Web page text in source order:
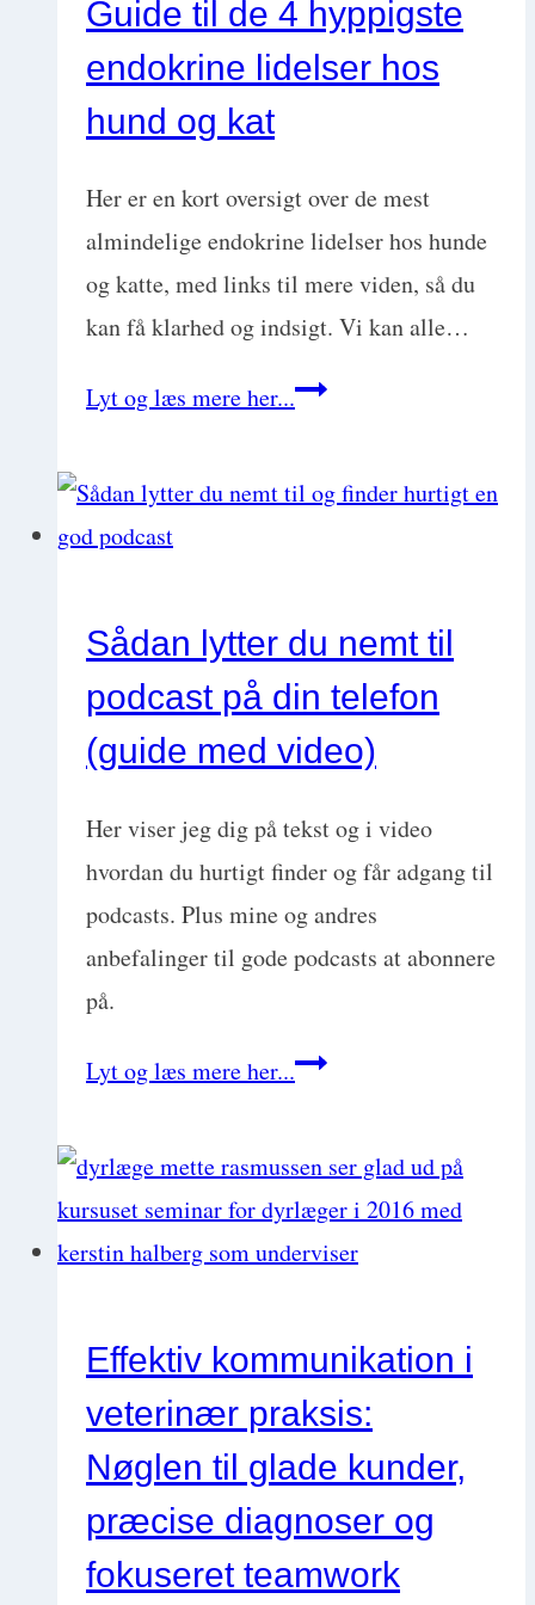
Guide til de 4 hyppigste
endokrine lidelser hos
hund og kat
Her er en kort oversigt over de mest
almindelige endokrine lidelser hos hunde
og katte, med links til mere viden, så du
kan få klarhed og indsigt. Vi kan alle…
Lyt og læs mere her...Guide
de
lidelser
hos
hund
og
kat
Sådan lytter du nemt til
podcast på din telefon
(guide med video)
Her viser jeg dig på tekst og i video
hvordan du hurtigt finder og får adgang til
podcasts. Plus mine og andres
anbefalinger til gode podcasts at abonnere
på.
Lyt og læs mere her...Sådan
nemt
din
telefon
(guide
med
video)
Effektiv kommunikation i
veterinær praksis:
Nøglen til glade kunder,
præcise diagnoser og
fokuseret teamwork